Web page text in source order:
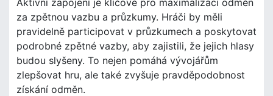
za zpětnou vazbu a průzkumy. Hráči by měli
pravidelně participovat v průzkumech a poskytovat
podrobné zpětné vazby, aby zajistili, že jejich hlasy
budou slyšeny. To nejen pomáhá vývojářům
zlepšovat hru, ale také zvyšuje pravděpodobnost
získání odměn.